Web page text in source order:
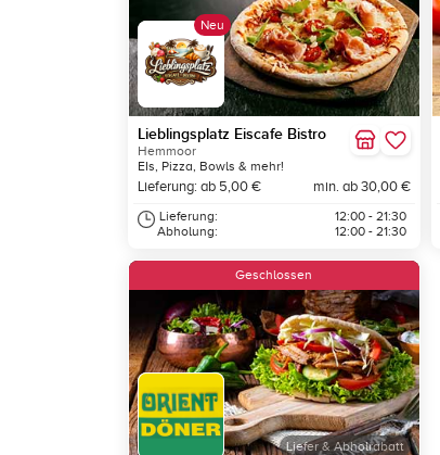
Neu
Lieblingsplatz Eiscafe Bistro
Hemmoor
EIs, Pizza, Bowls & mehr!
Lieferung: ab 5,00 € min. ab 30,00 €
Lieferung:
Abholung:
12:00 - 21:30
12:00 - 21:30
Liefer & Abholrabatt
Geschlossen